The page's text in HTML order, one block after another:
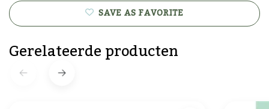
SAVE AS FAVORITE
Gerelateerde producten